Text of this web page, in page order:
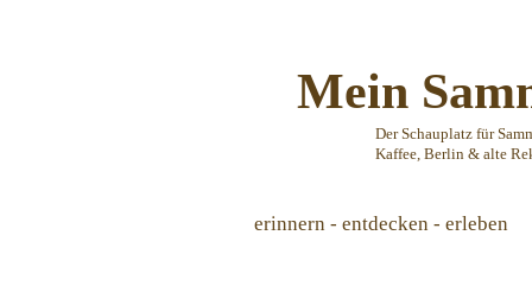
Mein
Der Schauplatz für
Kaffee, Berlin & alte
erinnern - entdecken - erleben